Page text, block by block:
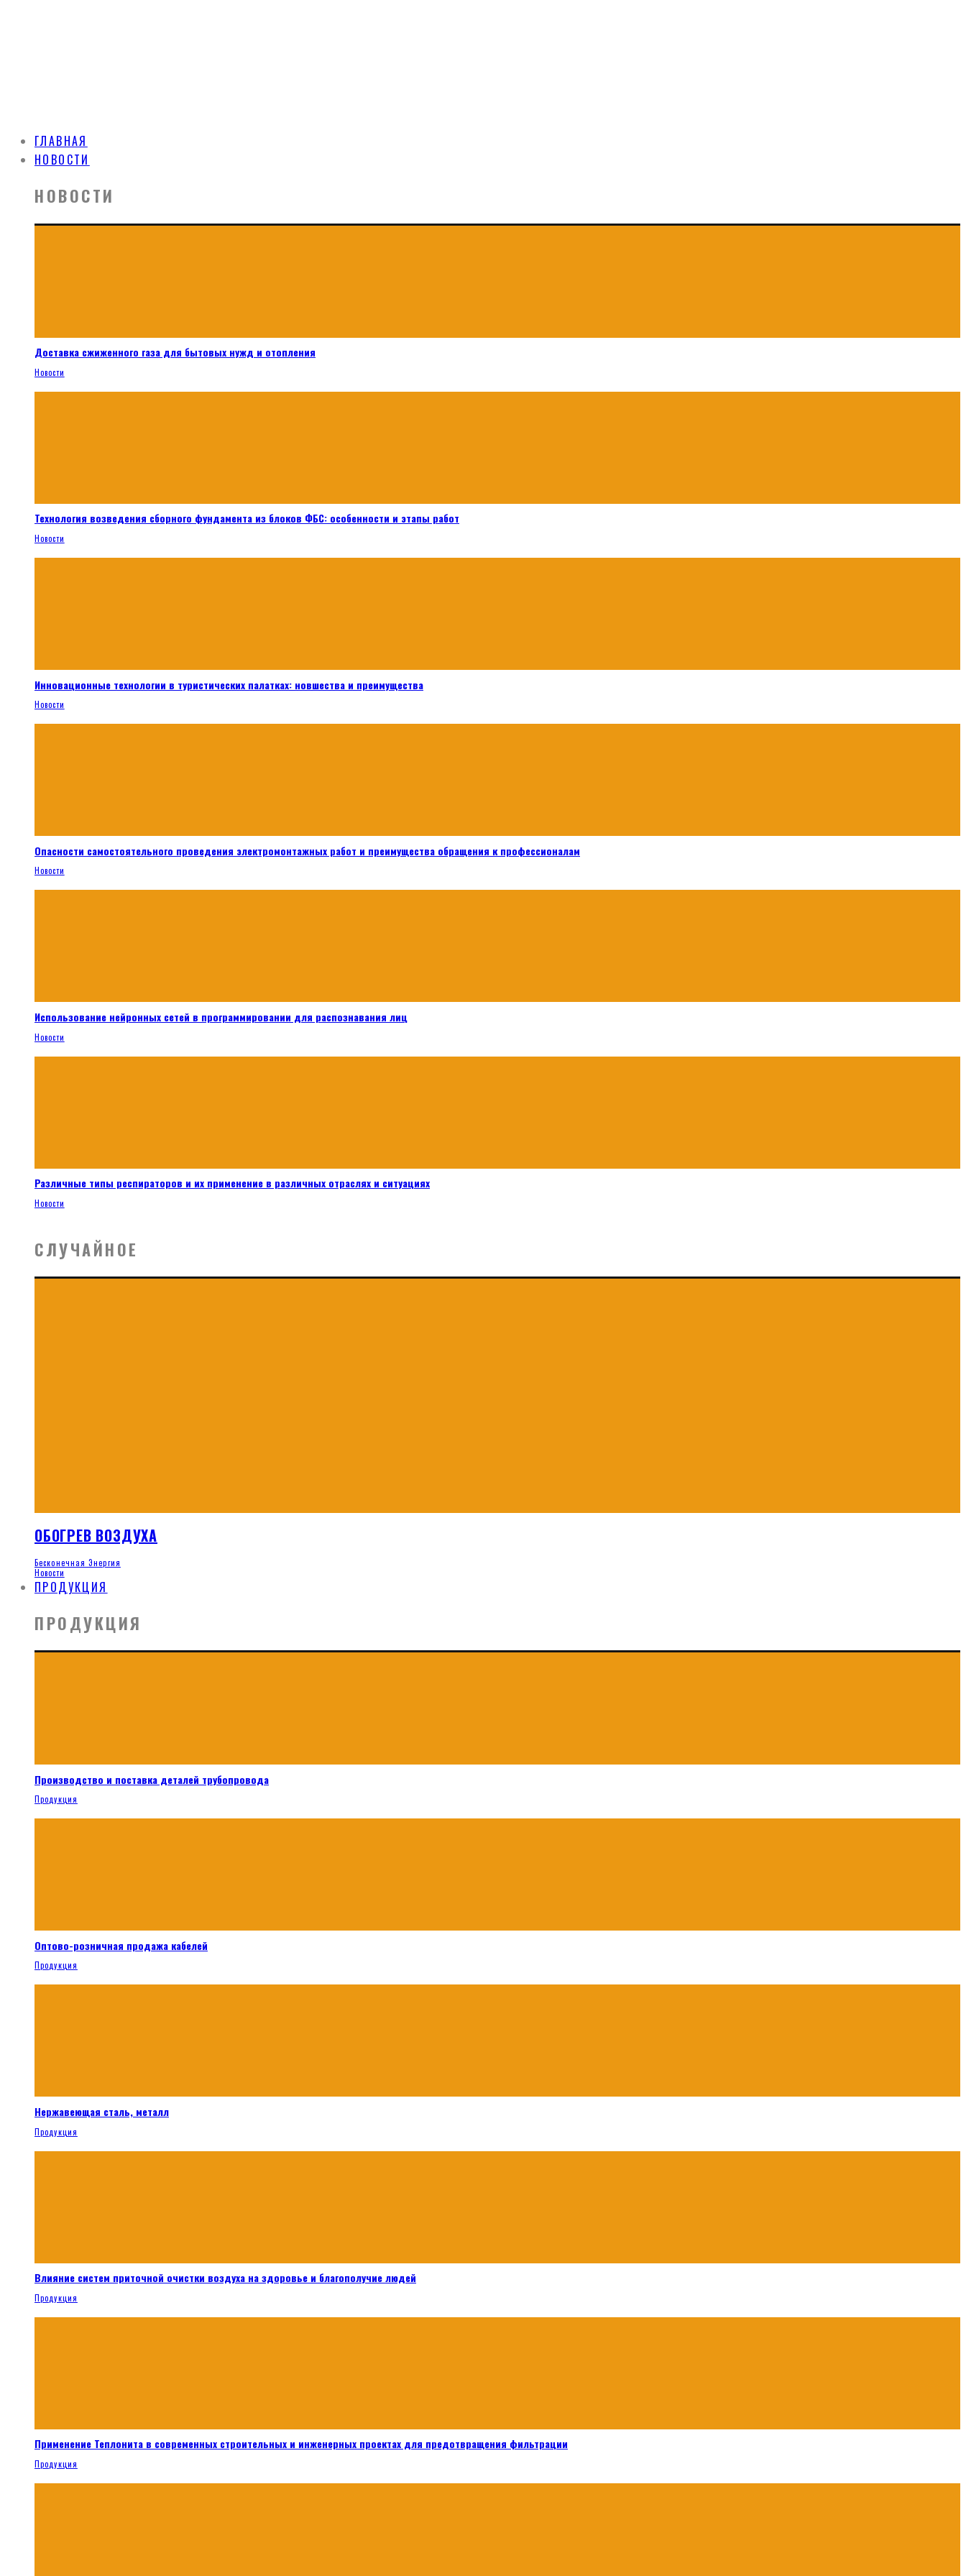
ГЛАВНАЯ
НОВОСТИ
НОВОСТИ
Доставка сжиженного газа для бытовых нужд и отопления
Новости
Технология возведения сборного фундамента из блоков ФБС: особенности и этапы работ
Новости
Инновационные технологии в туристических палатках: новшества и преимущества
Новости
Опасности самостоятельного проведения электромонтажных работ и преимущества обращения к профессионалам
Новости
Использование нейронных сетей в программировании для распознавания лиц
Новости
Различные типы респираторов и их применение в различных отраслях и ситуациях
Новости
СЛУЧАЙНОЕ
ОБОГРЕВ ВОЗДУХА
Бесконечная Энергия
Новости
ПРОДУКЦИЯ
ПРОДУКЦИЯ
Производство и поставка деталей трубопровода
Продукция
Оптово-розничная продажа кабелей
Продукция
Нержавеющая сталь, металл
Продукция
Влияние систем приточной очистки воздуха на здоровье и благополучие людей
Продукция
Применение Теплонита в современных строительных и инженерных проектах для предотвращения фильтрации
Продукция